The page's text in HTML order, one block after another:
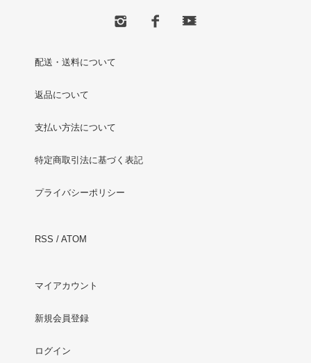
配送・送料について
返品について
支払い方法について
特定商取引法に基づく表記
プライバシーポリシー
RSS / ATOM
マイアカウント
新規会員登録
ログイン